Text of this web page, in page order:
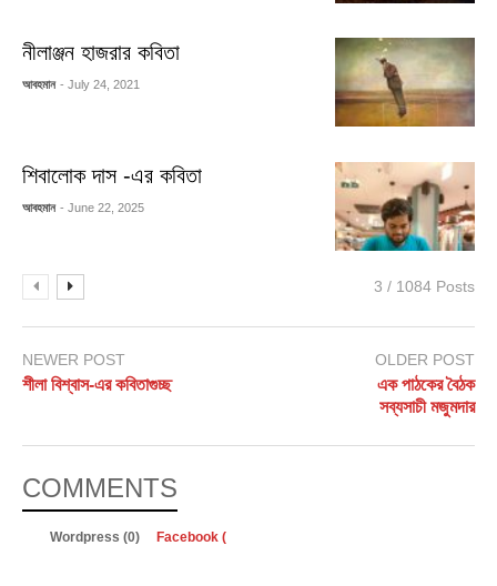
নীলাঞ্জন হাজরার কবিতা
আবহমান - July 24, 2021
শিবালোক দাস -এর কবিতা
আবহমান - June 22, 2025
3 / 1084 Posts
NEWER POST
শীলা বিশ্বাস-এর কবিতাগুচ্ছ
OLDER POST
এক পাঠকের বৈঠক
সব্যসাচী মজুমদার
COMMENTS
Wordpress (0) Facebook (